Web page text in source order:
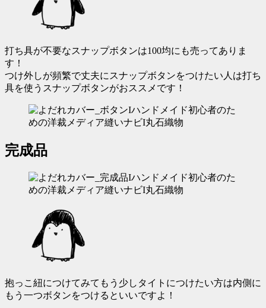
打ち具が不要なスナップボタンは100均にも売ってありま
す！
つけ外しが頻繁で丈夫にスナップボタンをつけたい人は打ち
具を使うスナップボタンがおススメです！
完成品
抱っこ紐につけてみてもう少しタイトにつけたい方は内側に
もう一つボタンをつけるといいですよ！